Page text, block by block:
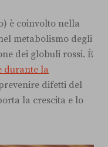
è coinvolto nella
metabolismo degli
dei globuli rossi. È
durante la
difetti del
la crescita e lo